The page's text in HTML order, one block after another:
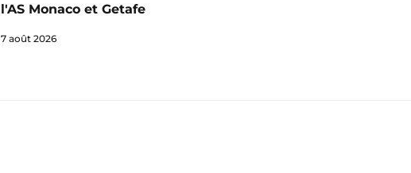
l'AS Monaco et Getafe
7 août 2026